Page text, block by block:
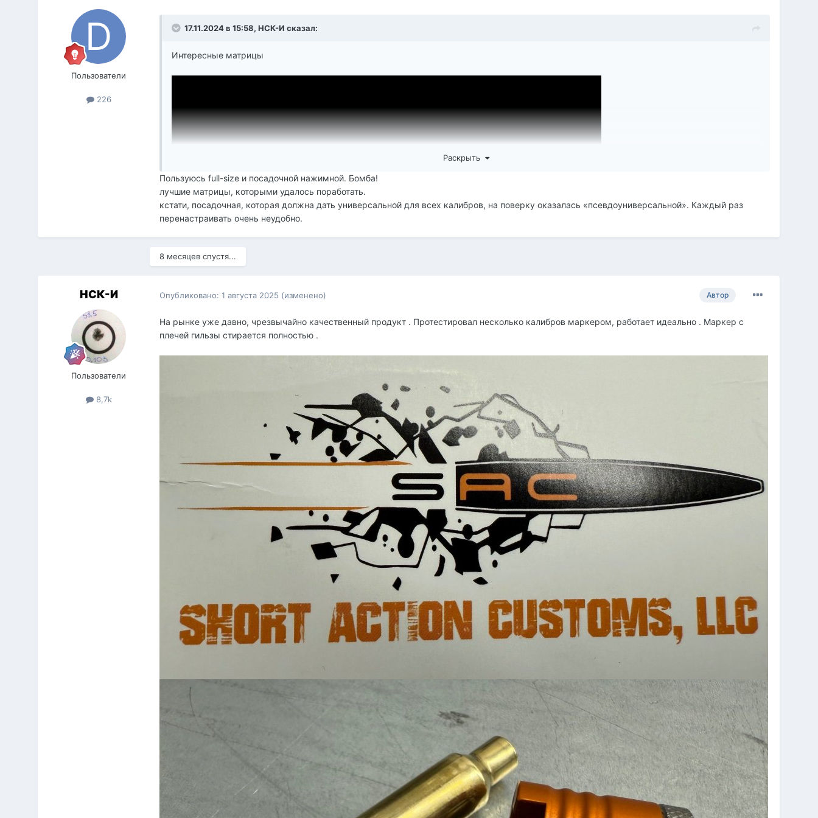
Пользователи
226
17.11.2024 в 15:58,НСК-И сказал:
Интересные матрицы
Раскрыть
Пользуюсь full-size и посадочной нажимной. Бомба!
лучшие матрицы, которыми удалось поработать.
кстати, посадочная, которая должна дать универсальной для всех калибров, на поверку оказалась «псевдоуниверсальной». Каждый раз
перенастраивать очень неудобно.
8 месяцев спустя...
НСК-И
Пользователи
8,7k
Автор
Опубликовано:1 августа 2025 (изменено)
На рынке уже давно, чрезвычайно качественный продукт . Протестировал несколько калибров маркером, работает идеально . Маркер с
плечей гильзы стирается полностью .